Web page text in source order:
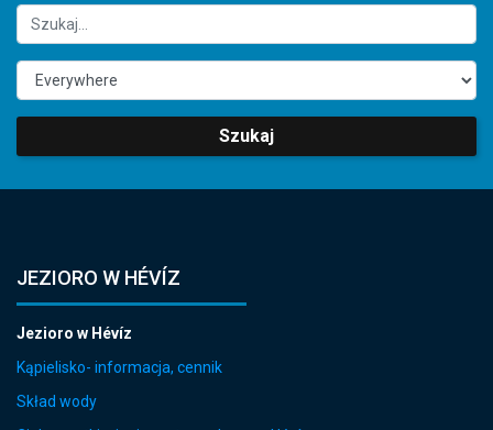
Szukaj
JEZIORO W HÉVÍZ
Jezioro w Hévíz
Kąpielisko- informacja, cennik
Skład wody